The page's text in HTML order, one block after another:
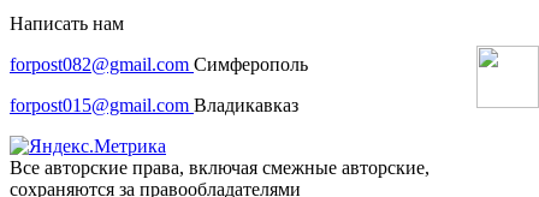
Написать нам
forpost082@gmail.com Симферополь
forpost015@gmail.com Владикавказ
Все авторские права, включая смежные авторские,
сохраняются за правообладателями